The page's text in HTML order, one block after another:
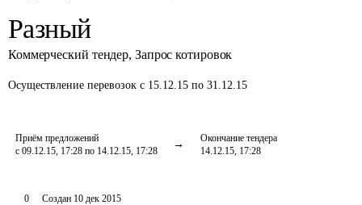
Разный
Коммерческий тендер, Запрос котировок
Осуществление перевозок с 15.12.15 по 31.12.15
Приём предложений
с 09.12.15, 17:28 по 14.12.15, 17:28
Окончание тендера
14.12.15, 17:28
0 Создан 10 дек 2015